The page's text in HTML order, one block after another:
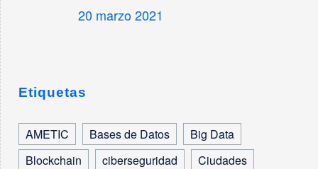
20 marzo 2021
Etiquetas
AMETIC Bases de Datos
Big Data
Blockchain
ciberseguridad
Ciudades